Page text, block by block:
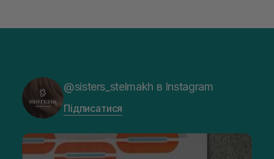
@sisters_stelmakh в Instagram
Підписатися